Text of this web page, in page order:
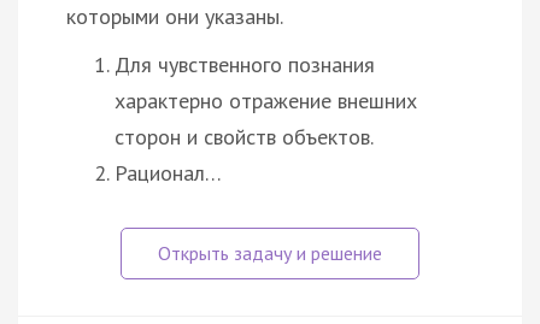
которыми они указаны.
Для чувственного познания
характерно отражение внешних
сторон и свойств объектов.
Рационал…